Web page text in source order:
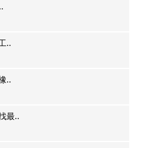
..
..
最..